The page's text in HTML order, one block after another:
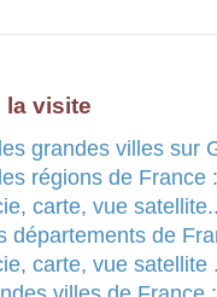
la visite
grandes villes sur
régions de
carte, vue
départements de
carte, vue satellite